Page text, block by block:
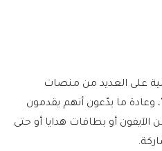
على العديد من منصات
وعادة ما يدّعون أنهم يقدمون
أو بطاقات هدايا أو حتى